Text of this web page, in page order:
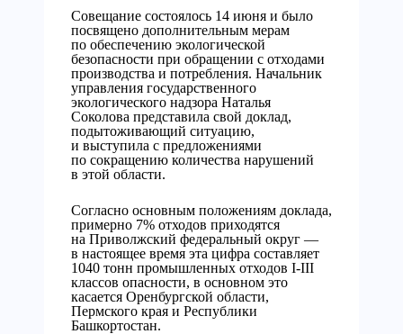
Совещание состоялось 14 июня и было
посвящено дополнительным мерам
по обеспечению экологической
безопасности при обращении с отходами
производства и потребления. Начальник
управления государственного
экологического надзора Наталья
Соколова представила свой доклад,
подытоживающий ситуацию,
и выступила с предложениями
по сокращению количества нарушений
в этой области.
Согласно основным положениям доклада,
примерно 7% отходов приходятся
на Приволжский федеральный округ —
в настоящее время эта цифра составляет
1040 тонн промышленных отходов I-III
классов опасности, в основном это
касается Оренбургской области,
Пермского края и Республики
Башкортостан.